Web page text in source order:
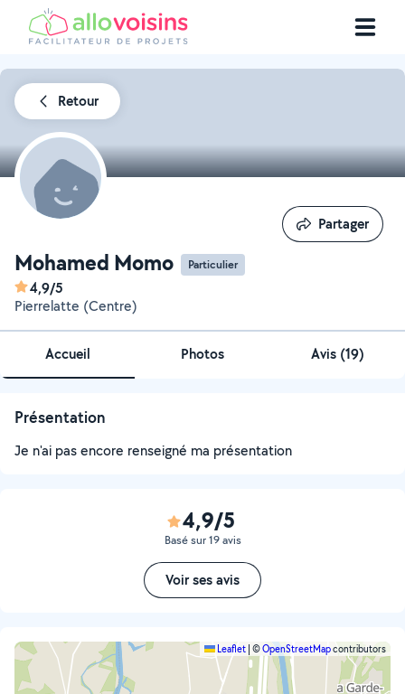
Retour
Mohamed Momo Particulier
4,9/5
Pierrelatte (Centre)
Partager
Partager
Accueil Photos Avis (19)
Présentation
Je n'ai pas encore renseigné ma présentation
4,9/5
Basé sur 19 avis
Voir ses avis
Leaflet ©OpenStreetMapcontributors